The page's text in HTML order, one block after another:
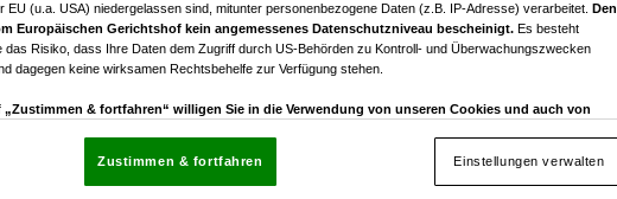
€ 299.999,00
Kaufpreis
EU (u.a. USA) niedergelassen sind, mitunter personenbezogene Daten (z.B. IP-Adresse) verarbeitet. Den
Europäischen Gerichtshof kein angemessenes Datenschutzniveau bescheinigt. Es besteht
das Risiko, dass Ihre Daten dem Zugriff durch US-Behörden zu Kontroll- und Überwachungszwecken
dagegen keine wirksamen Rechtsbehelfe zur Verfügung stehen.
„Zustimmen & fortfahren“ willigen Sie in die Verwendung von unseren Cookies und auch von
die sich auf jeder Seite unten im Footer befinden.
Einstellungen verwalten
Zustimmen & fortfahren